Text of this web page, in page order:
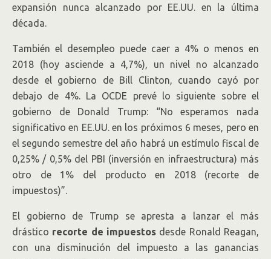
expansión nunca alcanzado por EE.UU. en la última
década.
También el desempleo puede caer a 4% o menos en
2018 (hoy asciende a 4,7%), un nivel no alcanzado
desde el gobierno de Bill Clinton, cuando cayó por
debajo de 4%. La OCDE prevé lo siguiente sobre el
gobierno de Donald Trump: “No esperamos nada
significativo en EE.UU. en los próximos 6 meses, pero en
el segundo semestre del año habrá un estímulo fiscal de
0,25% / 0,5% del PBI (inversión en infraestructura) más
otro de 1% del producto en 2018 (recorte de
impuestos)”.
El gobierno de Trump se apresta a lanzar el más
drástico recorte de impuestos desde Ronald Reagan,
con una disminución del impuesto a las ganancias